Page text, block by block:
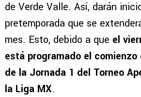
de Verde Valle. Así, darán
pretemporada que se
mes. Esto, debido a que el
está programado el
de la Jornada 1 del Torneo
la Liga MX.